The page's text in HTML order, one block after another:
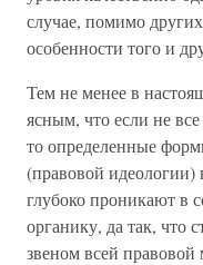
случае, помимо
особенности того и
Тем не менее в
ясным, что если не
то определенные
(пра­вовой
глубоко проникают в
органику, да так, что
звеном всей правовой